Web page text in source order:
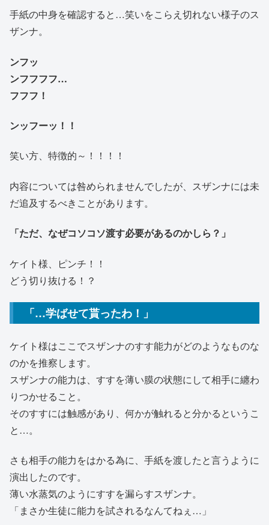
手紙の中身を確認すると…笑いをこらえ切れない様子のス
ザンナ。
ンフッ
ンフフフフ…
フフフ！
ンッフーッ！！
笑い方、特徴的～！！！！
内容については咎められませんでしたが、スザンナには未
だ追及するべきことがあります。
「ただ、なぜコソコソ渡す必要があるのかしら？」
ケイト様、ピンチ！！
どう切り抜ける！？
「…学ばせて貰ったわ！」
ケイト様はここでスザンナのすす能力がどのようなものな
のかを推察します。
スザンナの能力は、すすを薄い膜の状態にして相手に纏わ
りつかせること。
そのすすには触感があり、何かが触れると分かるというこ
と…。
さも相手の能力をはかる為に、手紙を渡したと言うように
演出したのです。
薄い水蒸気のようにすすを漏らすスザンナ。
「まさか生徒に能力を試されるなんてねぇ…」